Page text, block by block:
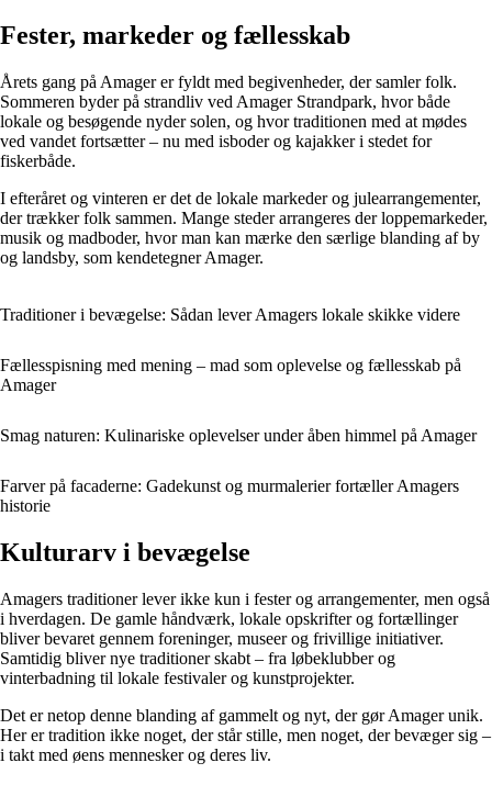
Fester, markeder og fællesskab
Årets gang på Amager er fyldt med begivenheder, der samler folk.
Sommeren byder på strandliv ved Amager Strandpark, hvor både
lokale og besøgende nyder solen, og hvor traditionen med at mødes
ved vandet fortsætter – nu med isboder og kajakker i stedet for
fiskerbåde.
I efteråret og vinteren er det de lokale markeder og julearrangementer,
der trækker folk sammen. Mange steder arrangeres der loppemarkeder,
musik og madboder, hvor man kan mærke den særlige blanding af by
og landsby, som kendetegner Amager.
Traditioner i bevægelse: Sådan lever Amagers lokale skikke videre
Fællesspisning med mening – mad som oplevelse og fællesskab på
Amager
Smag naturen: Kulinariske oplevelser under åben himmel på Amager
Farver på facaderne: Gadekunst og murmalerier fortæller Amagers
historie
Kulturarv i bevægelse
Amagers traditioner lever ikke kun i fester og arrangementer, men også
i hverdagen. De gamle håndværk, lokale opskrifter og fortællinger
bliver bevaret gennem foreninger, museer og frivillige initiativer.
Samtidig bliver nye traditioner skabt – fra løbeklubber og
vinterbadning til lokale festivaler og kunstprojekter.
Det er netop denne blanding af gammelt og nyt, der gør Amager unik.
Her er tradition ikke noget, der står stille, men noget, der bevæger sig –
i takt med øens mennesker og deres liv.